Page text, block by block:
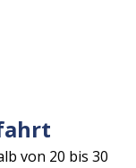
von 20 bis 30